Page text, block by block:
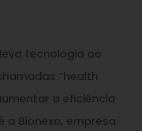
tecnologia ao
“health
a eficiência
a Bionexo, empresa